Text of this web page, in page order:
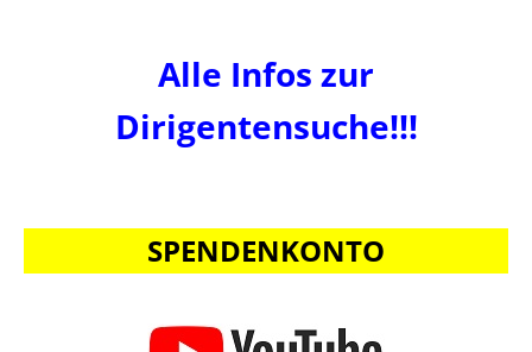
Alle Infos zur
Dirigentensuche!!!
SPENDENKONTO